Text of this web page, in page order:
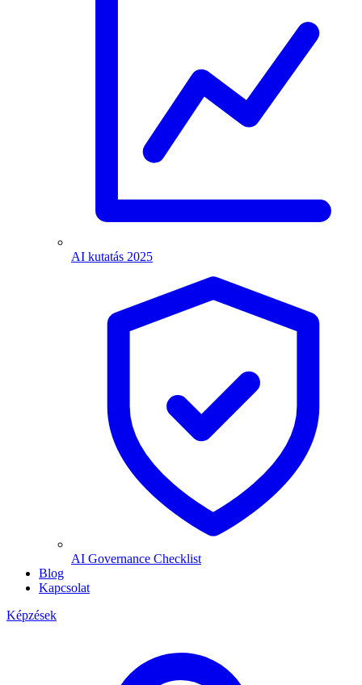
AI kutatás 2025
AI Governance Checklist
Blog
Kapcsolat
Képzések